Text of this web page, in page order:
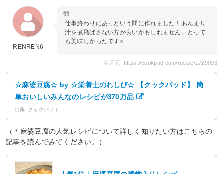
RENREN6
仕事終わりにあっという間に作れました！あんまり
汁を煮飛ばさない方が良いかもしれません。とって
も美味しかったです⭐︎
引用元: https://cookpad.com/recipe/1729093
☆麻婆豆腐☆ by ☆栄養士のれしぴ☆ 【クックパッド】 簡
単おいしいみんなのレシピが370万品
出典: クックパッド
（＊麻婆豆腐の人気レシピについて詳しく知りたい方はこちらの
記事を読んでみてください。）